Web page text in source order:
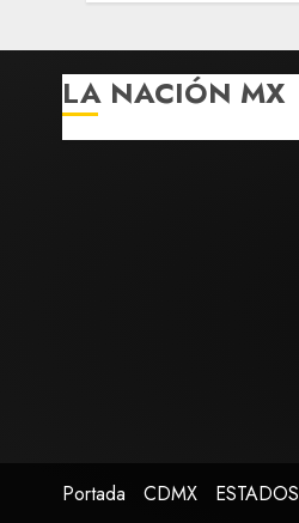
LA NACIÓN MX
Portada CDMX ESTADOS